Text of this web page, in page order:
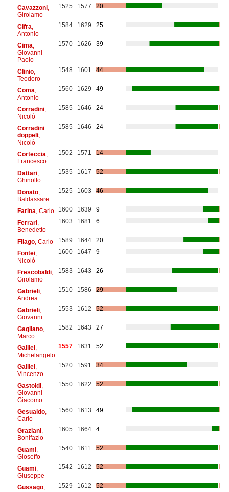
Cavazzoni,
Girolamo
1525 1577 20
Cifra
Antonio
1584 1629 25
Cima
Giovanni
Paolo
1570 1626 39
Clinio,
Teodoro
1548 1601 44
Coma
Antonio
1560 1629 49
Corradini,
Nicolò
1585 1646 24
Corradini
doppelt,
Nicolò
1585 1646 24
Corteccia
Francesco
1502 1571 14
Dattari,
Ghinolfo
1535 1617 52
Donato,
Baldassare
1525 1603 46
Farina , Carlo 1600 1639
9
Ferrari,
Benedetto
1603 1681 6
Filago, Carlo 1589 1644
20
Fontei,
Nicolò
1600 1647 9
Frescobaldi,
Girolamo
1583 1643 26
Gabrieli,
Andrea
1510 1586 29
Gabrieli,
Giovanni
1553 1612 52
Gagliano,
Marco
1582 1643 27
Galilei,
Michelangelo
1557 1631 52
Galilei,
Vincenzo
1520 1591 34
Gastoldi,
Giovanni
Giacomo
1550 1622 52
Gesualdo,
Carlo
1560 1613 49
Graziani,
Bonifazio
1605 1664 4
Guami,
Gioseffo
1540 1611 52
Guami,
Giuseppe
1542 1612 52
Gussago,
1529 1612 52